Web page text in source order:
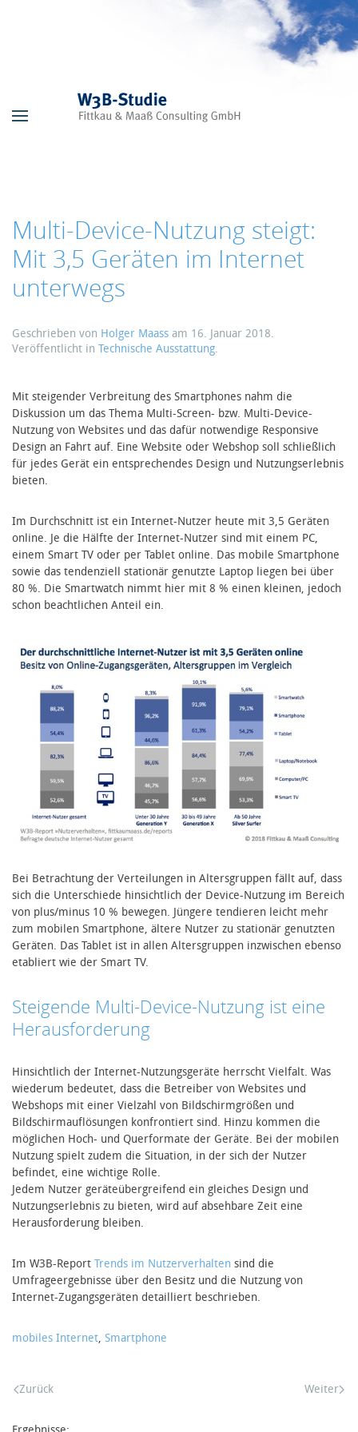
Multi-Device-Nutzung steigt:
Mit 3,5 Geräten im Internet
unterwegs
Geschrieben von Holger Maass am 16. Januar 2018.
Veröffentlicht in Technische Ausstattung.
Mit steigender Verbreitung des Smartphones nahm die
Diskussion um das Thema Multi-Screen- bzw. Multi-Device-
Nutzung von Websites und das dafür notwendige Responsive
Design an Fahrt auf. Eine Website oder Webshop soll schließlich
für jedes Gerät ein entsprechendes Design und Nutzungserlebnis
bieten.
Im Durchschnitt ist ein Internet-Nutzer heute mit 3,5 Geräten
online. Je die Hälfte der Internet-Nutzer sind mit einem PC,
einem Smart TV oder per Tablet online. Das mobile Smartphone
sowie das tendenziell stationär genutzte Laptop liegen bei über
80 %. Die Smartwatch nimmt hier mit 8 % einen kleinen, jedoch
schon beachtlichen Anteil ein.
Bei Betrachtung der Verteilungen in Altersgruppen fällt auf, dass
sich die Unterschiede hinsichtlich der Device-Nutzung im Bereich
von plus/minus 10 % bewegen. Jüngere tendieren leicht mehr
zum mobilen Smartphone, ältere Nutzer zu stationär genutzten
Geräten. Das Tablet ist in allen Altersgruppen inzwischen ebenso
etabliert wie der Smart TV.
Steigende Multi-Device-Nutzung ist eine
Herausforderung
Hinsichtlich der Internet-Nutzungsgeräte herrscht Vielfalt. Was
wiederum bedeutet, dass die Betreiber von Websites und
Webshops mit einer Vielzahl von Bildschirmgrößen und
Bildschirmauflösungen konfrontiert sind. Hinzu kommen die
möglichen Hoch- und Querformate der Geräte. Bei der mobilen
Nutzung spielt zudem die Situation, in der sich der Nutzer
befindet, eine wichtige Rolle.
Jedem Nutzer geräteübergreifend ein gleiches Design und
Nutzungserlebnis zu bieten, wird auf absehbare Zeit eine
Herausforderung bleiben.
Im W3B-Report Trends im Nutzerverhalten sind die
Umfrageergebnisse über den Besitz und die Nutzung von
Internet-Zugangsgeräten detailliert beschrieben.
mobiles Internet, Smartphone
Zurück Weiter